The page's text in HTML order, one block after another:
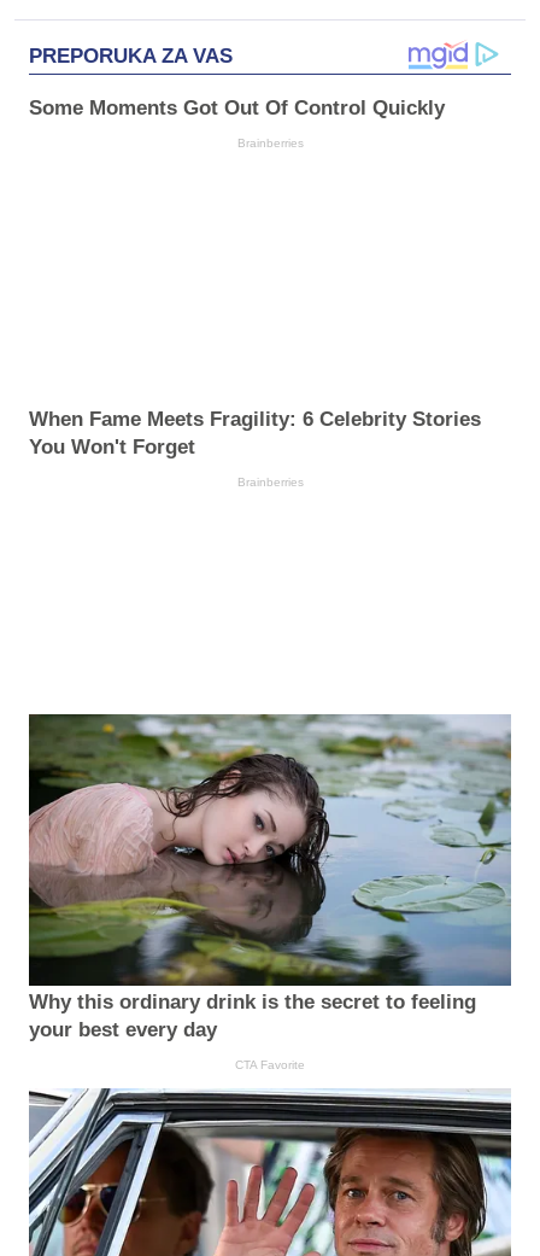
PREPORUKA ZA VAS
Some Moments Got Out Of Control Quickly
Brainberries
When Fame Meets Fragility: 6 Celebrity Stories
You Won't Forget
Brainberries
Why this ordinary drink is the secret to feeling
your best every day
CTA Favorite